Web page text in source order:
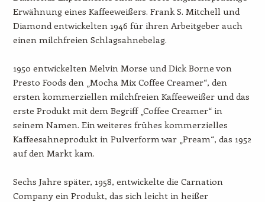
Erwähnung eines Kaffeeweißers. Frank S. Mitchell und
Diamond entwickelten 1946 für ihren Arbeitgeber auch
einen milchfreien Schlagsahnebelag.
1950 entwickelten Melvin Morse und Dick Borne von
Presto Foods den „Mocha Mix Coffee Creamer“, den
ersten kommerziellen milchfreien Kaffeeweißer und das
erste Produkt mit dem Begriff „Coffee Creamer“ in
seinem Namen. Ein weiteres frühes kommerzielles
Kaffeesahneprodukt in Pulverform war „Pream“, das 1952
auf den Markt kam.
Sechs Jahre später, 1958, entwickelte die Carnation
Company ein Produkt, das sich leicht in heißer